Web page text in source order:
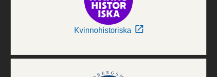
Kvinnohistoriska